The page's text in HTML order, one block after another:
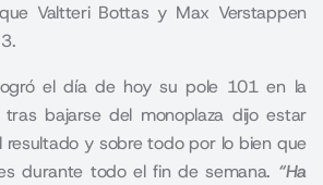
Valtteri Bottas y Max Verstappen
el día de hoy su pole 101 en la
bajarse del monoplaza dijo estar
resultado y sobre todo por lo bien que
durante todo el fin de semana. “Ha